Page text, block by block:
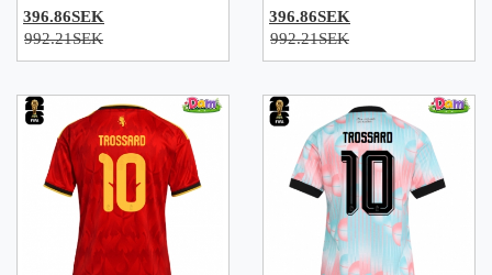
396.86SEK
992.21SEK
396.86SEK
992.21SEK